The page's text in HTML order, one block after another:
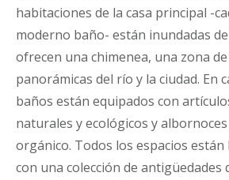
habitaciones de la casa principal -
moderno baño- están inundadas
ofrecen una chimenea, una zona
panorámicas del río y la ciudad. En
baños están equipados con
naturales y ecológicos y
orgánico. Todos los espacios
con una colección de antigüedades